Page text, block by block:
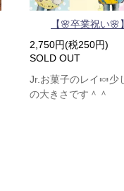
【🌸卒業祝い
2,750円(税250円)
SOLD OUT
Jr.お菓子のレイ🍬少
の大きさです＾＾